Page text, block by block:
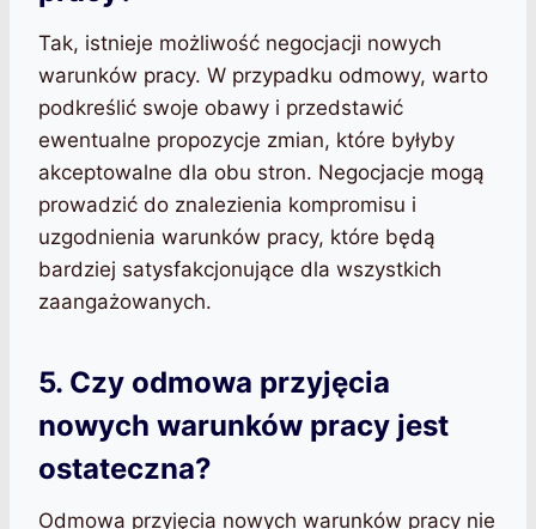
Tak, istnieje możliwość negocjacji nowych
warunków pracy. W przypadku odmowy, warto
podkreślić swoje obawy i przedstawić
ewentualne propozycje zmian, które byłyby
akceptowalne dla obu stron. Negocjacje mogą
prowadzić do znalezienia kompromisu i
uzgodnienia warunków pracy, które będą
bardziej satysfakcjonujące dla wszystkich
zaangażowanych.
5. Czy odmowa przyjęcia
nowych warunków pracy jest
ostateczna?
Odmowa przyjęcia nowych warunków pracy nie